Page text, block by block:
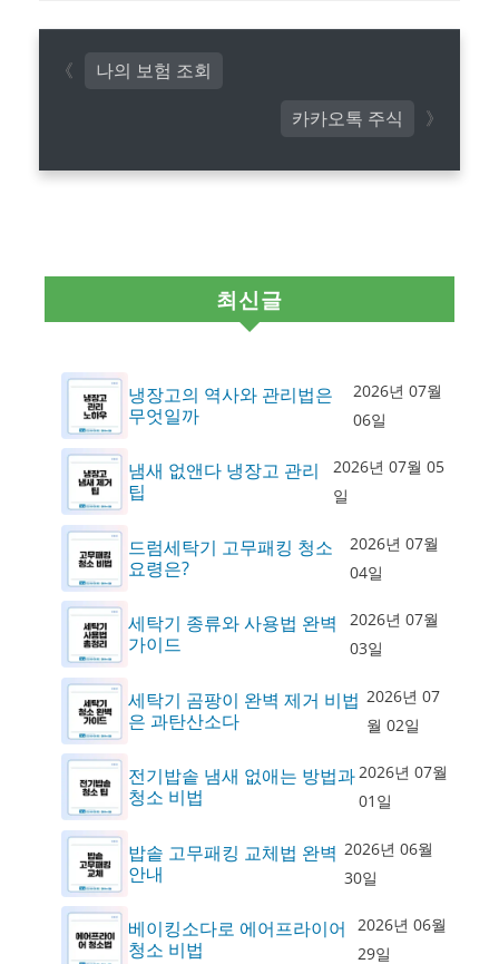
카카오톡 주식
나의 보험 조회
최신글
냉장고의 역사와 관리법은
무엇일까
2026년 07월
06일
냄새 없앤다 냉장고 관리
팁
2026년 07월 05
일
드럼세탁기 고무패킹 청소
요령은?
2026년 07월
04일
세탁기 종류와 사용법 완벽
가이드
2026년 07월
03일
세탁기 곰팡이 완벽 제거 비법
은 과탄산소다
2026년 07
월 02일
전기밥솥 냄새 없애는 방법과
청소 비법
2026년 07월
01일
밥솥 고무패킹 교체법 완벽
안내
2026년 06월
30일
베이킹소다로 에어프라이어
청소 비법
2026년 06월
29일